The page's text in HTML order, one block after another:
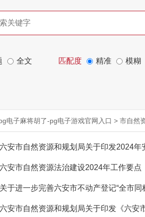
全文 匹配度 精准 模糊
电子麻将胡了-pg电子游戏官网入口 > 市自然
六安市自然资源和规划局关于印发2024
六安市自然资源法治建设2024年工作要点
关于进一步完善六安市不动产登记“全市同
六安市自然资源和规划局关于印发《六安